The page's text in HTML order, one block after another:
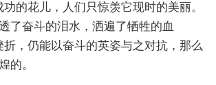
功的花儿，人们只惊羡它现时的美丽。
了奋斗的泪水，洒遍了牺牲的血
折，仍能以奋斗的英姿与之对抗，那么
的。